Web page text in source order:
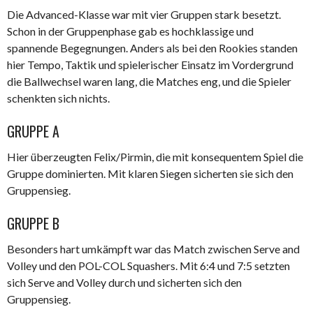
Die Advanced-Klasse war mit vier Gruppen stark besetzt.
Schon in der Gruppenphase gab es hochklassige und
spannende Begegnungen. Anders als bei den Rookies standen
hier Tempo, Taktik und spielerischer Einsatz im Vordergrund
die Ballwechsel waren lang, die Matches eng, und die Spieler
schenkten sich nichts.
GRUPPE A
Hier überzeugten Felix/Pirmin, die mit konsequentem Spiel die
Gruppe dominierten. Mit klaren Siegen sicherten sie sich den
Gruppensieg.
GRUPPE B
Besonders hart umkämpft war das Match zwischen Serve and
Volley und den POL-COL Squashers. Mit 6:4 und 7:5 setzten
sich Serve and Volley durch und sicherten sich den
Gruppensieg.